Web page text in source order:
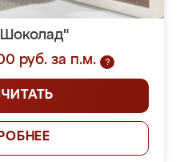
руб. за п.м.
?